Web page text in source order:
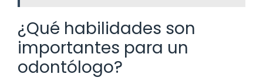
¿Qué habilidades son
importantes para un
odontólogo?